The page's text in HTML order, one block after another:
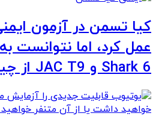
Shark 6 و JAC T9 از چین برسد